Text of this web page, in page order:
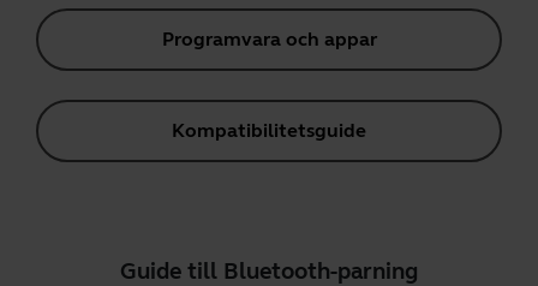
Programvara och appar
Kompatibilitetsguide
Guide till Bluetooth-parning